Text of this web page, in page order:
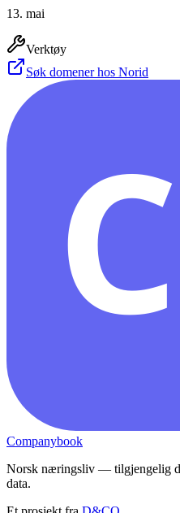
13. mai
Verktøy
Søk domener hos Norid
Companybook
Norsk næringsliv — tilgjengelig
data.